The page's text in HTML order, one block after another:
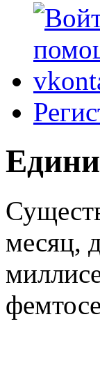
месяц,